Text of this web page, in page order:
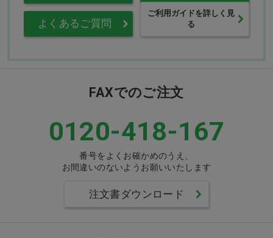
よくあるご質問
ご利用ガイドを詳しく見
る
FAXでのご注文
0120-418-167
番号をよくお確かめのうえ、
お間違いのないようお願いいたします
注文書ダウンロード